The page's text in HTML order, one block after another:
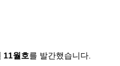
11월호를 발간했습니다.